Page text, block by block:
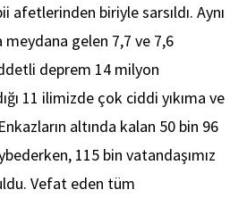
afetlerinden biriyle sarsıldı. Aynı
gelen 7,7 ve 7,6
deprem 14 milyon
11 ilimizde çok ciddi yıkıma ve
altında kalan 50 bin 96
115 bin vatandaşımız
Vefat eden tüm